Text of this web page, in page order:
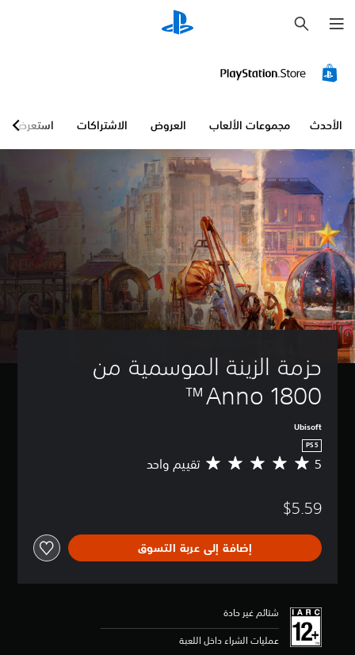
ح
ث
الأحدث مجموعات الألعاب العروض الاشتراكات استعرض
حزمة الزينة الموسمية من
Anno 1800™
Ubisoft
PS5
م
س
ل
ي
م
5
ن
5 تقييم واحد
$5.59
إضافة إلى عربة التسوق
شتائم غير حادة
عمليات الشراء داخل اللعبة